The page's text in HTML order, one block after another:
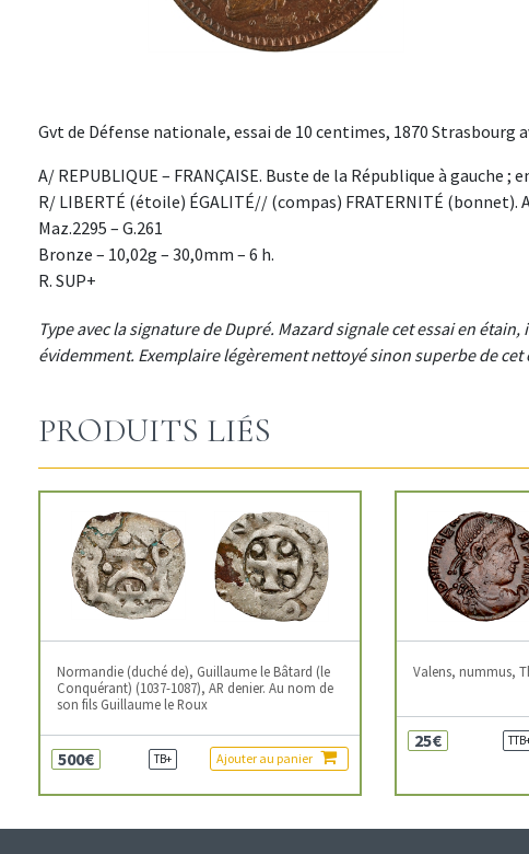
Gvt de Défense nationale, essai de 10 centimes, 1870 Strasbourg
A/ REPUBLIQUE – FRANÇAISE. Buste de la République à gauche ;
R/ LIBERTÉ (étoile) ÉGALITÉ// (compas) FRATERNITÉ (bonnet).
Maz.2295 – G.261
Bronze – 10,02g – 30,0mm – 6 h.
R. SUP+
Type avec la signature de Dupré. Mazard signale cet essai en
évidemment. Exemplaire légèrement nettoyé sinon superbe de cet
PRODUITS LIÉS
Normandie (duché de), Guillaume le Bâtard (le
Conquérant) (1037-1087), AR denier. Au nom de
son fils Guillaume le Roux
500€ TB+ Ajouter au panier
Valens, nummus,
25€